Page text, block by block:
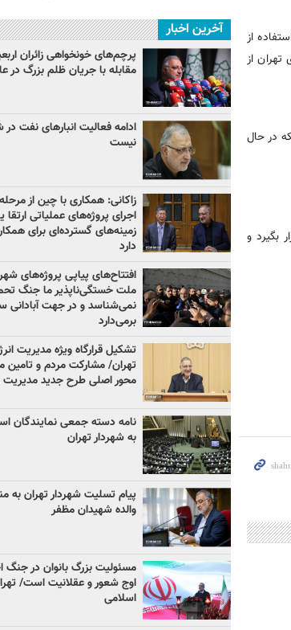
از
از
در حال
بگیرد و
آخرین اخبار
پرچم‌های خونخواهی زائران
مقابله با جریان ظلم بزرگ در
ادامه فعالیت انبارهای نفت
نیست
زاکانی: همکاری با چین از
اجرای پروژه‌های عملیاتی
زمینه‌های گسترده‌ای برای
دارد
افتتاح‌های پیاپی پروژه‌های
ملت خستگی‌ناپذیر ما جنگ
نمی‌شناسد و در جهت
برمی‌دارد
تشکیل قرارگاه ویژه مدیریت
تهران/ مشارکت مردم و تامین
محور اصلی طرح جدید
نامه دسته جمعی نمایندگان
به شهردار تهران
پیام تسلیت شهردار تهران
والده شهیدان مظفر
مسئولیت بزرگ بانوان در جنگ
اوج شعور و عقلانیت است/
اسلامی